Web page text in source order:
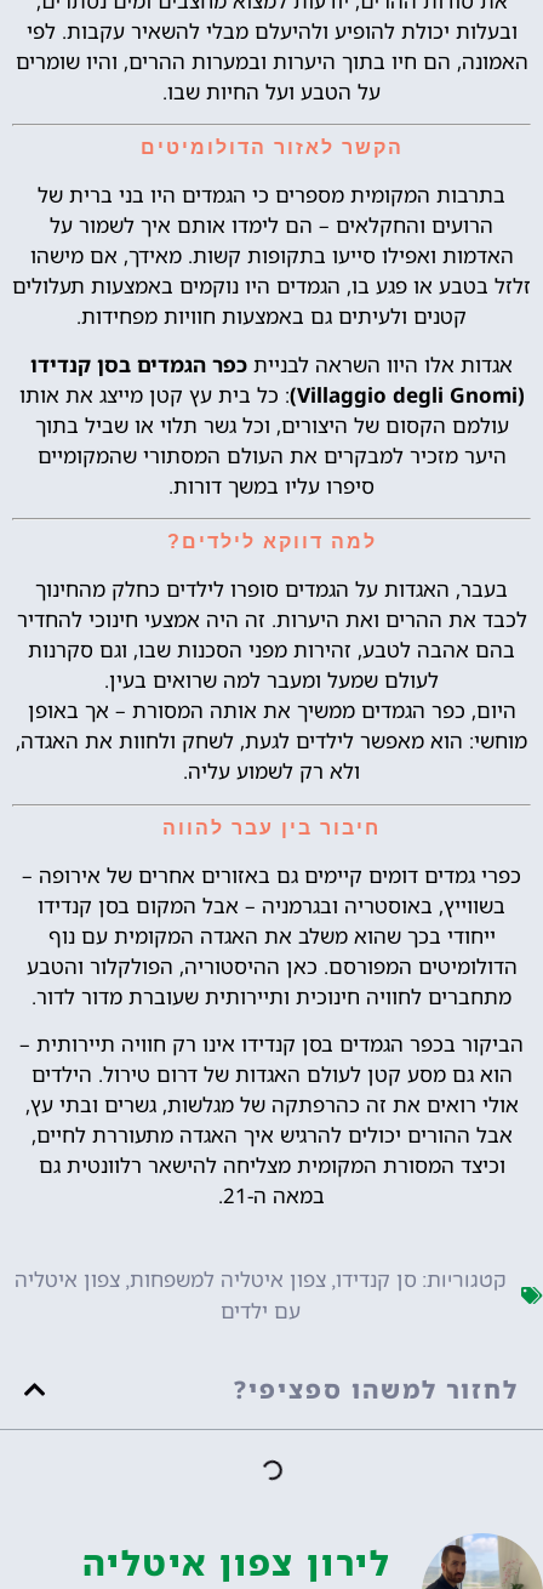
ובעלות יכולת להופיע ולהיעלם מבלי להשאיר עקבות. לפי
האמונה, הם חיו בתוך היערות ובמערות ההרים, והיו שומרים
על הטבע ועל החיות שבו.
הקשר לאזור הדולומיטים
בתרבות המקומית מספרים כי הגמדים היו בני ברית של
הרועים והחקלאים – הם לימדו אותם איך לשמור על
האדמות ואפילו סייעו בתקופות קשות. מאידך, אם מישהו
זלזל בטבע או פגע בו, הגמדים היו נוקמים באמצעות תעלולים
קטנים ולעיתים גם באמצעות חוויות מפחידות.
אגדות אלו היוו השראה לבניית כפר הגמדים בסן קנדידו
(Villaggio degli Gnomi)
: כל בית עץ קטן מייצג את אותו
עולמם הקסום של היצורים, וכל גשר תלוי או שביל בתוך
היער מזכיר למבקרים את העולם המסתורי שהמקומיים
סיפרו עליו במשך דורות.
למה דווקא לילדים?
בעבר, האגדות על הגמדים סופרו לילדים כחלק מהחינוך
לכבד את ההרים ואת היערות. זה היה אמצעי חינוכי להחדיר
בהם אהבה לטבע, זהירות מפני הסכנות שבו, וגם סקרנות
לעולם שמעל ומעבר למה שרואים בעין.
היום, כפר הגמדים ממשיך את אותה המסורת – אך באופן
מוחשי: הוא מאפשר לילדים לגעת, לשחק ולחוות את האגדה,
ולא רק לשמוע עליה.
חיבור בין עבר להווה
כפרי גמדים דומים קיימים גם באזורים אחרים של אירופה –
בשווייץ, באוסטריה ובגרמניה – אבל המקום בסן קנדידו
ייחודי בכך שהוא משלב את האגדה המקומית עם נוף
הדולומיטים המפורסם. כאן ההיסטוריה, הפולקלור והטבע
מתחברים לחוויה חינוכית ותיירותית שעוברת מדור לדור.
הביקור בכפר הגמדים בסן קנדידו אינו רק חוויה תיירותית –
הוא גם מסע קטן לעולם האגדות של דרום טירול. הילדים
אולי רואים את זה כהרפתקה של מגלשות, גשרים ובתי עץ,
אבל ההורים יכולים להרגיש איך האגדה מתעוררת לחיים,
וכיצד המסורת המקומית מצליחה להישאר רלוונטית גם
במאה ה-21.
קטגוריות: סן קנדידו,צפון איטליה למשפחות,צפון איטליה
עם ילדים
לחזור למשהו ספציפי?
לירון צפון איטליה